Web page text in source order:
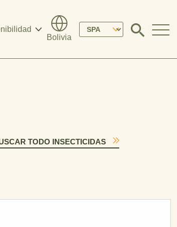
Bolivia
Please
Click
modal
TODO INSECTICIDAS